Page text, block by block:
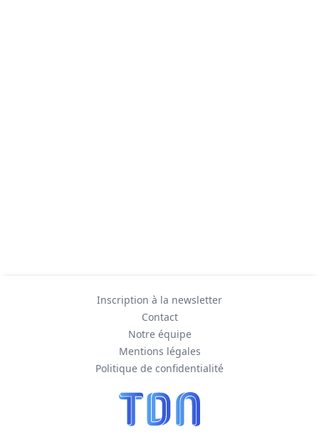
Inscription à la newsletter
Contact
Notre équipe
Mentions légales
Politique de confidentialité